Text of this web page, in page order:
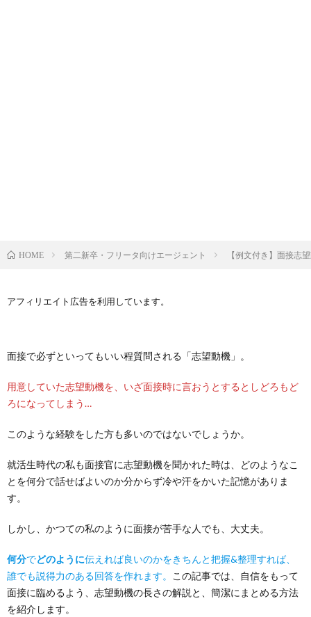
HOME 第二新卒・フリータ向けエージェント 【例文付き】面接志
アフィリエイト広告を利用しています。
面接で必ずといってもいい程質問される「志望動機」。
用意していた志望動機を、いざ面接時に言おうとするとしどろもど
ろになってしまう…
このような経験をした方も多いのではないでしょうか。
就活生時代の私も面接官に志望動機を聞かれた時は、どのようなこ
とを何分で話せばよいのか分からず冷や汗をかいた記憶がありま
す。
しかし、かつての私のように面接が苦手な人でも、大丈夫。
何分でどのように伝えれば良いのかをきちんと把握&整理すれば、
誰でも説得力のある回答を作れます。
この記事では、自信をもって
面接に臨めるよう、志望動機の長さの解説と、簡潔にまとめる方法
を紹介します。